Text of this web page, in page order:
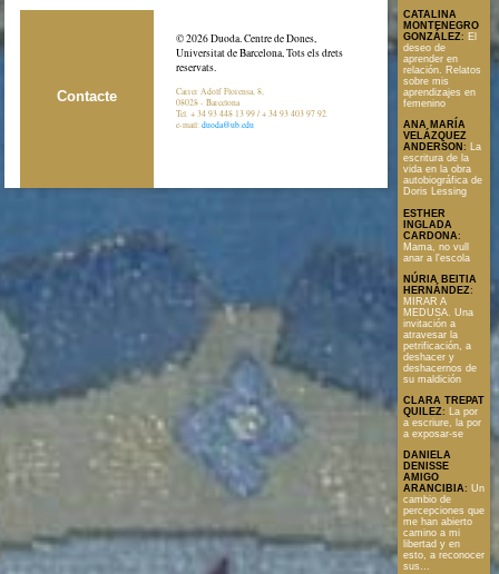
Contacte
© 2026 Duoda. Centre de Dones,
Universitat de Barcelona, Tots els drets
reservats.
Carrer Adolf Florensa, 8,
08028 - Barcelona
Tel. + 34 93 448 13 99 / + 34 93 403 97 92.
e-mail:duoda@ub.edu
CATALINA
MONTENEGRO
GONZÁLEZ: El
deseo de
aprender en
relación. Relatos
sobre mis
aprendizajes en
femenino
ANA MARÍA
VELÁZQUEZ
ANDERSON : La
escritura de la
vida en la obra
autobiográfica de
Doris Lessing
ESTHER
INGLADA
CARDONA:
Mama, no vull
anar a l'escola
NÚRIA BEITIA
HERNÁNDEZ:
MIRAR A
MEDUSA. Una
invitación a
atravesar la
petrificación, a
deshacer y
deshacernos de
su maldición
CLARA TREPAT
QUILEZ: La por
a escriure, la por
a exposar-se
DANIELA
DENISSE
AMIGO
ARANCIBIA: Un
cambio de
percepciones que
me han abierto
camino a mi
libertad y en
esto, a reconocer
sus...